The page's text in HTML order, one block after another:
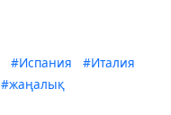
#Испания
#Италия
#жаңалық